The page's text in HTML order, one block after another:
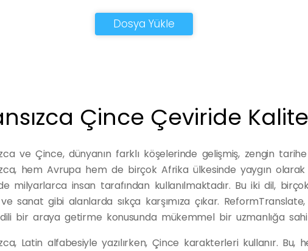
Dosya Yükle
Çince Çeviride Kalite
ve Çince, dünyanın farklı köşelerinde gelişmiş, zengin
hem Avrupa hem de birçok Afrika ülkesinde yaygın olarak
milyarlarca insan tarafından kullanılmaktadır. Bu iki dil,
sanat gibi alanlarda sıkça karşımıza çıkar.
bir araya getirme konusunda mükemmel bir uzmanlığa
Latin alfabesiyle yazılırken, Çince karakterleri kullanır. Bu,